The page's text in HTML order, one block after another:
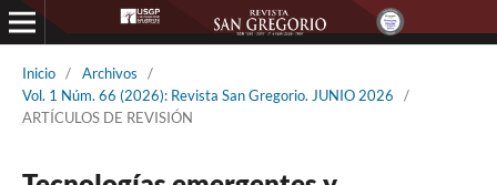
Inicio / Archivos
/
Vol. 1 Núm. 66 (2026): Revista San Gregorio. JUNIO 2026
/
ARTÍCULOS DE REVISIÓN